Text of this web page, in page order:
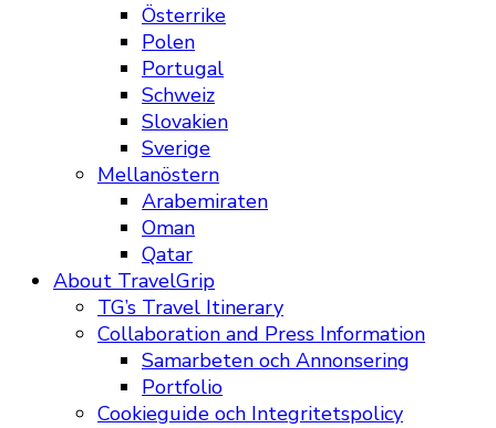
Österrike
Polen
Portugal
Schweiz
Slovakien
Sverige
Mellanöstern
Arabemiraten
Oman
Qatar
About TravelGrip
TG’s Travel Itinerary
Collaboration and Press Information
Samarbeten och Annonsering
Portfolio
Cookieguide och Integritetspolicy